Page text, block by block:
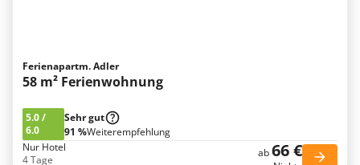
Ferienapartm. Adler
58 m² Ferienwohnung
5.0/
6.0
Sehr gut
91 %Weiterempfehlung
Nur Hotel
4 Tage
ab66 €